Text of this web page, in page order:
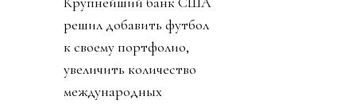
решил добавить футбол
к своему портфолио,
увеличить количество
международных